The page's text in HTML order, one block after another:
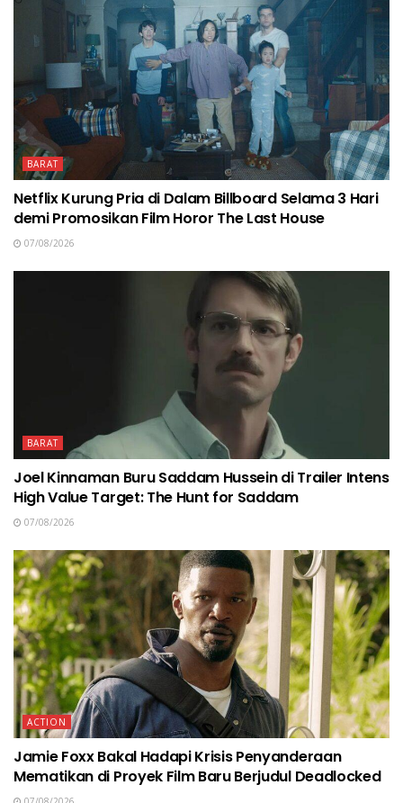
BARAT
Netflix Kurung Pria di Dalam Billboard Selama 3 Hari
demi Promosikan Film Horor The Last House
07/08/2026
BARAT
Joel Kinnaman Buru Saddam Hussein di Trailer Intens
High Value Target: The Hunt for Saddam
07/08/2026
ACTION
Jamie Foxx Bakal Hadapi Krisis Penyanderaan
Mematikan di Proyek Film Baru Berjudul Deadlocked